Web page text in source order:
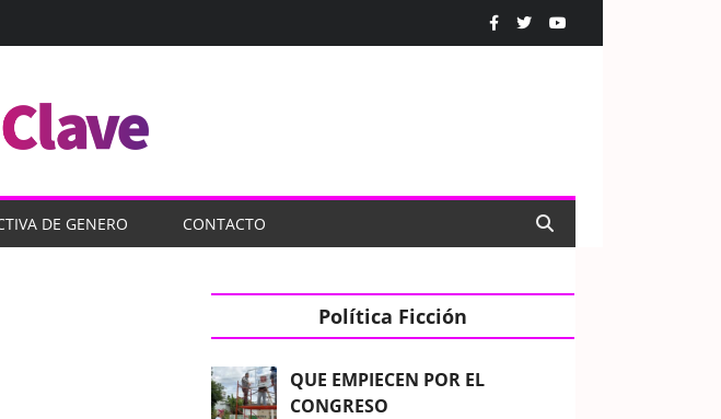
DE GENERO CONTACTO
Política Ficción
QUE EMPIECEN POR EL
CONGRESO